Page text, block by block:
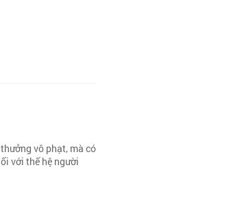
vô phạt, mà có
với thế hệ người